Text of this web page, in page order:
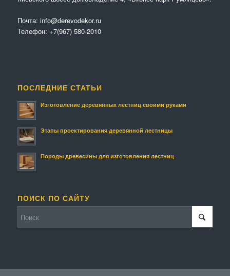
Почта: info@derevodekor.ru
Телефон: +7(967) 580-2010
ПОСЛЕДНИЕ СТАТЬИ
Изготовление деревянных лестниц своими руками
Этапы проектирования деревянной лестницы
Породы древесины для изготовления лестниц
ПОИСК ПО САЙТУ